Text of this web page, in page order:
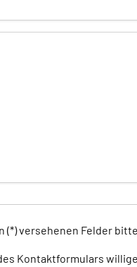
(*) versehenen Felder
Kontaktformulars